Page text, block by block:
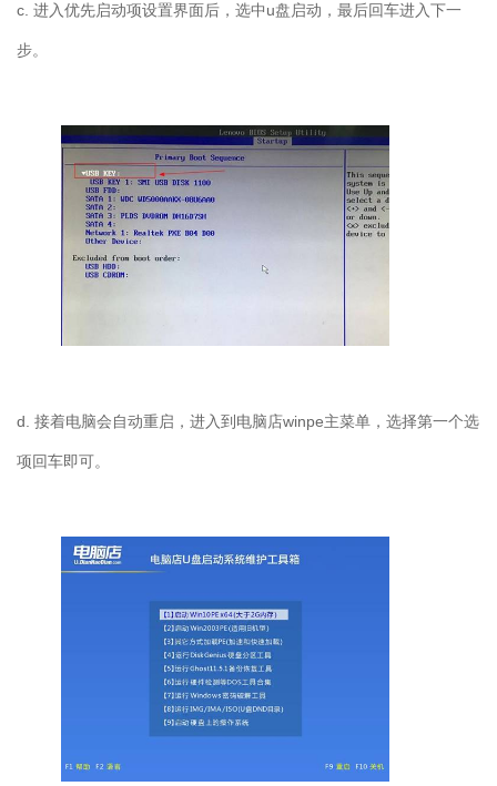
c. 进入优先启动项设置界面后，选中u盘启动，最后回车进入下一
步。
d. 接着电脑会自动重启，进入到电脑店winpe主菜单，选择第一个选
项回车即可。